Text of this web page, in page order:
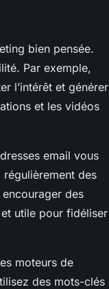
bien pensée.
Par exemple,
l’intérêt et générer
et les vidéos
email vous
des
encourager des
utile pour fidéliser
moteurs de
des mots-clés